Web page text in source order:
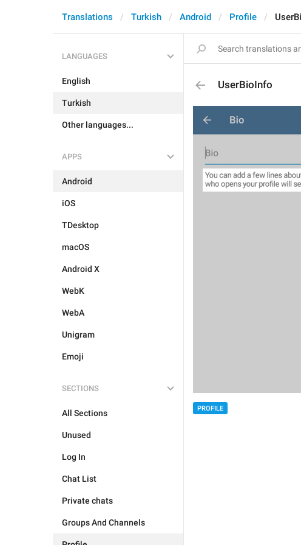
Translations Turkish Android Profile
LANGUAGES
English
Turkish
Other languages...
APPS
Android
iOS
TDesktop
macOS
Android X
WebK
WebA
Unigram
Emoji
SECTIONS
All Sections
Unused
Log In
Chat List
Private chats
Groups And Channels
UserBioInfo
PROFILE